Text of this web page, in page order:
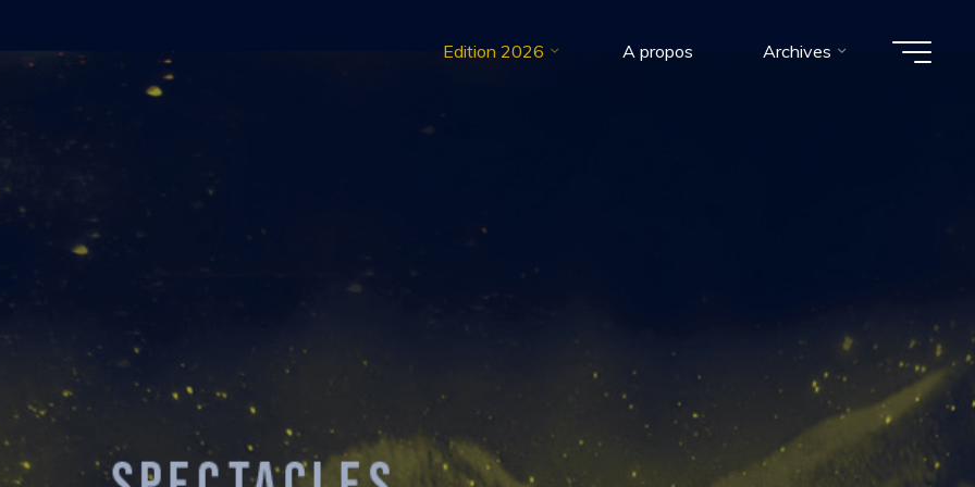
Edition 2026 A propos Archives